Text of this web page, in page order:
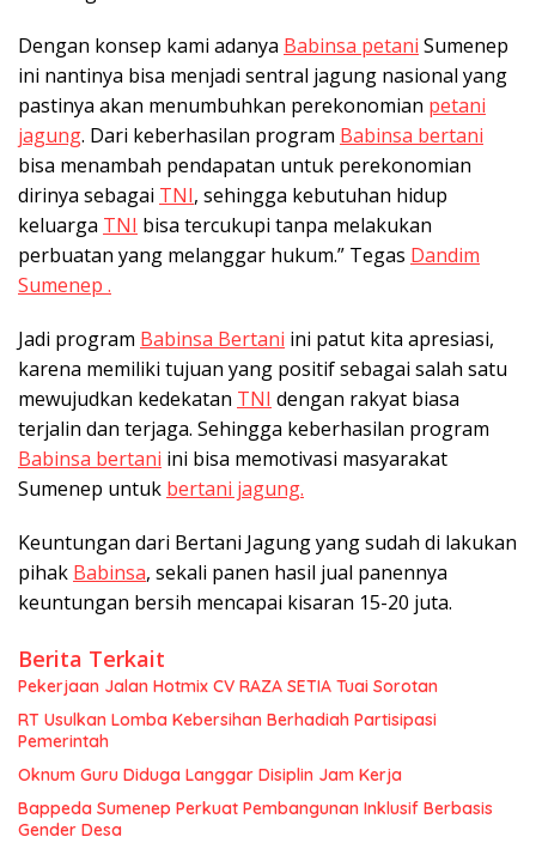
Dengan konsep kami adanya Babinsa petani Sumenep
ini nantinya bisa menjadi sentral jagung nasional yang
pastinya akan menumbuhkan perekonomian petani
jagung. Dari keberhasilan program Babinsa bertani
bisa menambah pendapatan untuk perekonomian
dirinya sebagai TNI, sehingga kebutuhan hidup
keluarga TNI bisa tercukupi tanpa melakukan
perbuatan yang melanggar hukum.” Tegas Dandim
Sumenep .
Jadi program Babinsa Bertani ini patut kita apresiasi,
karena memiliki tujuan yang positif sebagai salah satu
mewujudkan kedekatan TNI dengan rakyat biasa
terjalin dan terjaga. Sehingga keberhasilan program
Babinsa bertani ini bisa memotivasi masyarakat
Sumenep untuk bertani jagung.
Keuntungan dari Bertani Jagung yang sudah di lakukan
pihak Babinsa, sekali panen hasil jual panennya
keuntungan bersih mencapai kisaran 15-20 juta.
Berita Terkait
Pekerjaan Jalan Hotmix CV RAZA SETIA Tuai Sorotan
RT Usulkan Lomba Kebersihan Berhadiah Partisipasi
Pemerintah
Oknum Guru Diduga Langgar Disiplin Jam Kerja
Bappeda Sumenep Perkuat Pembangunan Inklusif Berbasis
Gender Desa